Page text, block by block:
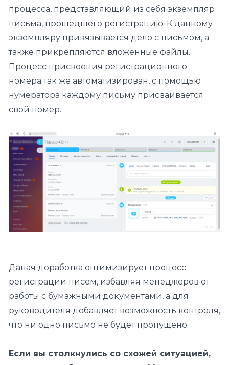
процесса, представляющий из себя экземпляр
письма, прошедшего регистрацию. К данному
экземпляру привязывается дело с письмом, а
также прикрепляются вложенные файлы.
Процесс присвоения регистрационного
номера так же автоматизирован, с помощью
нумератора каждому письму присваивается
свой номер.
Даная доработка оптимизирует процесс
регистрации писем, избавляя менеджеров от
работы с бумажными документами, а для
руководителя добавляет возможность контроля,
что ни одно письмо не будет пропущено.
Если вы столкнулись со схожей ситуацией,